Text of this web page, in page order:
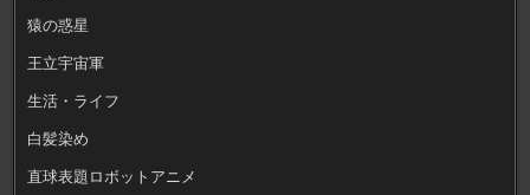
猿の惑星
王立宇宙軍
生活・ライフ
白髪染め
直球表題ロボットアニメ